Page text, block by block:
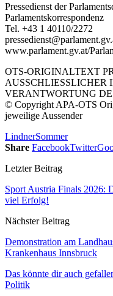
Pressedienst der
Parlamentskorrespondenz
Tel. +43 1 40110/2272
www.parlament.gv.at/
OTS-ORIGINALTEXT
AUSSCHLIESSLICHER
VERANTWORTUNG
© Copyright APA-OTS
jeweilige Aussender
LindnerSommer
Share FacebookTwitter
Letzter Beitrag
Sport Austria Finals 2026:
viel Erfolg!
Nächster Beitrag
Demonstration am
Krankenhaus Innsbruck
Das könnte dir auch
Politik